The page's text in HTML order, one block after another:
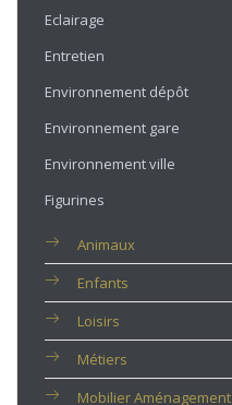
Eclairage
Entretien
Environnement dépôt
Environnement gare
Environnement ville
Figurines
Animaux
Enfants
Loisirs
Métiers
Mobilier Aménagement